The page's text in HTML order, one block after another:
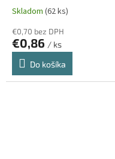
Skladom (62 ks)
€0,70 bez DPH
€0,86 / ks
Do košíka